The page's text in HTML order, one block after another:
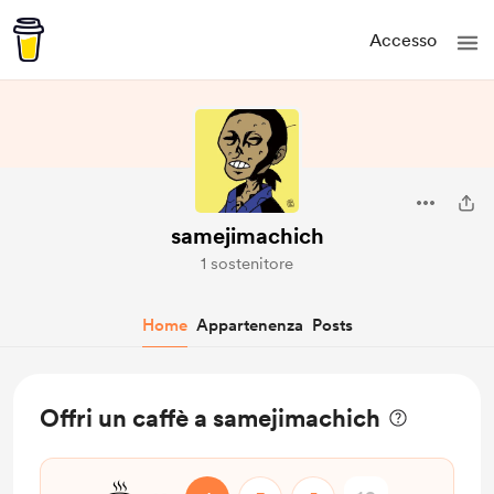
Accesso
samejimachich
1 sostenitore
Home Appartenenza Posts
Offri un caffè a samejimachich